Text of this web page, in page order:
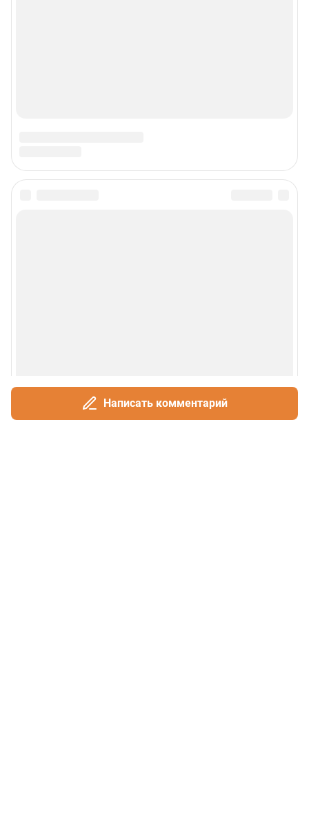
Написать комментарий